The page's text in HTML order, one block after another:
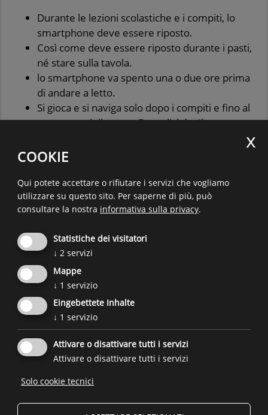
Durante le lezioni scolastiche e i compiti, lo
smartphone deve essere riposto.
Così come deve essere riposto durante i pasti,
né stare sulla tavola.
lo smartphone va spento una o due ore prima
di andare a letto.
Si gioca e si naviga solo dopo i compiti e fino al
momento della cena. Dopodiché, c’è tempo
Si possono anche introdurre giorni o orari
Voi genitori conoscete meglio le abitudini di vostro
figlio/vostra figlia e potete decidere quali soluzioni
Ulteriori informazioni:
Raccomandazioni sul tempo che i bambini e le
bambine, e gli e le adolescenti possono trascorrere
davanti allo schermo suPro Juventute
Un’iniziativa del Forum Prevenzione
collaborazione con
ulteriori partner.
© 2026
COOKIE
Qui potete accettare o rifiutare i servizi che vogliamo
utilizzare su questo sito. Per saperne di più, può
consultare la nostra informativa sulla privacy.
Statistiche dei visitatori
↓ 2 servizi
Mappe
↓ 1 servizio
Eingebettete Inhalte
↓ 1 servizio
Attivare o disattivare tutti i servizi
Attivare o disattivare tutti i servizi
Solo cookie tecnici